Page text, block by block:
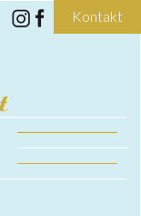
Kontakt